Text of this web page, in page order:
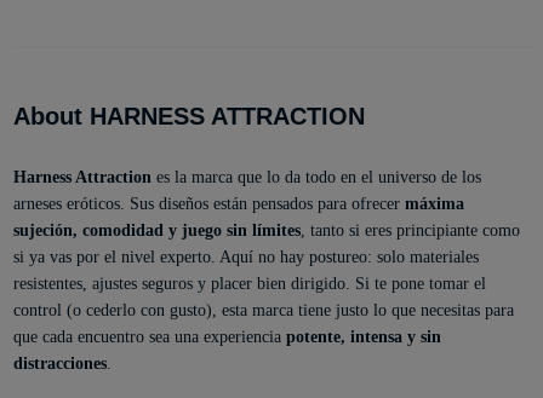
About HARNESS ATTRACTION
Harness Attractiones la marca que lo da todo en el universo de los
arneses eróticos. Sus diseños están pensados para ofrecer máxima
sujeción, comodidad y juego sin límites, tanto si eres principiante como
si ya vas por el nivel experto. Aquí no hay postureo: solo materiales
resistentes, ajustes seguros y placer bien dirigido. Si te pone tomar el
control (o cederlo con gusto), esta marca tiene justo lo que necesitas para
que cada encuentro sea una experiencia potente, intensa y sin
distracciones.